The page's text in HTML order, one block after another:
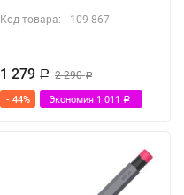
Код товара: 109-867
1 279 Р 2 290Р
- 44% Экономия 1 011 Р